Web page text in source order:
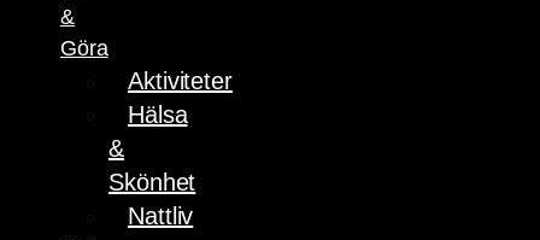
&
Göra
Aktiviteter
Hälsa
&
Skönhet
Nattliv